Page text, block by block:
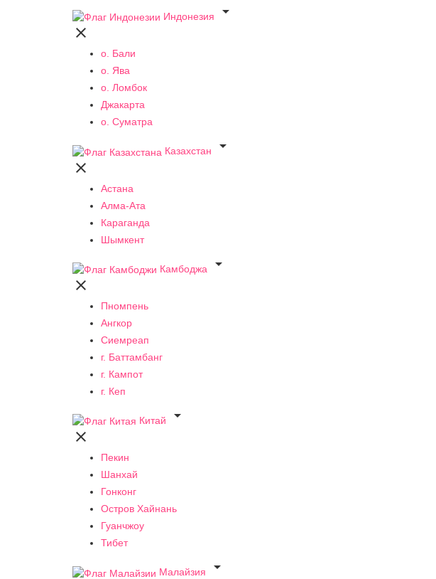
Индонезия


о. Бали
о. Ява
о. Ломбок
Джакарта
о. Суматра
Казахстан


Астана
Алма-Ата
Караганда
Шымкент
Камбоджа


Пномпень
Ангкор
Сиемреап
г. Баттамбанг
г. Кампот
г. Кеп
Китай


Пекин
Шанхай
Гонконг
Остров Хайнань
Гуанчжоу
Тибет
Малайзия
